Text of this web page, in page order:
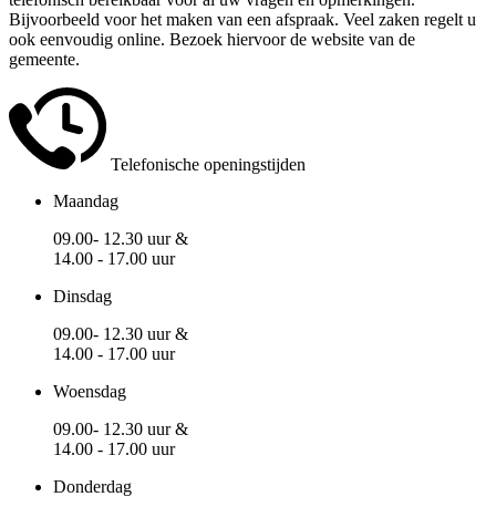
Bijvoorbeeld voor het maken van een afspraak. Veel zaken regelt u
ook eenvoudig online. Bezoek hiervoor de website van de
gemeente.
Telefonische openingstijden
Maandag
09.00- 12.30 uur &
14.00 - 17.00 uur
Dinsdag
09.00- 12.30 uur &
14.00 - 17.00 uur
Woensdag
09.00- 12.30 uur &
14.00 - 17.00 uur
Donderdag